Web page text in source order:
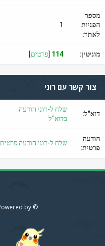
מספר
הפניות
לאתר:
1
מוניטין: 114 פרטים]
צור קשר עם רוני
דוא"ל:
שלח ל-רוני הודעה
בדוא"ל
הודעה
פרטית:
שלח ל-רוני הודעה פרטית
© Emerald - Powered by